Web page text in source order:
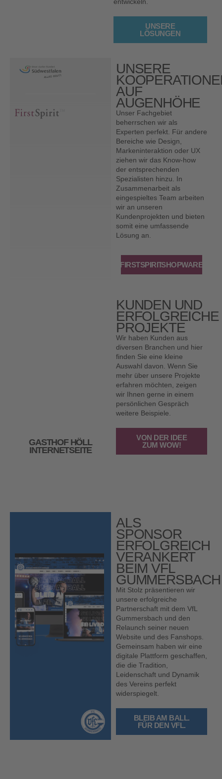
UNSERE
LÖSUNGEN
UNSERE
AUF
AUGENHÖHE
Unser Fachgebiet
beherrschen wir als
Experten perfekt. Für andere
Bereiche wie Design,
Markeninteraktion oder UX
ziehen wir das Know-how
der entsprechenden
Spezialisten hinzu. In
Zusammenarbeit als
eingespieltes Team arbeiten
wir an unseren
Kundenprojekten und bieten
somit eine umfassende
Lösung an.
FIRSTSPIRITSHOPWARE
KUNDEN UND
ERFOLGREICHE
PROJEKTE
Wir haben Kunden aus
diversen Branchen und hier
finden Sie eine kleine
Auswahl davon. Wenn Sie
mehr über unsere Projekte
erfahren möchten, zeigen
wir Ihnen gerne in einem
persönlichen Gespräch
weitere Beispiele.
VON DER IDEE
ZUM WOW!
GASTHOF HÖLL
INTERNETSEITE
LSM
WEIHNACHTSKARTE
ALS
SPONSOR
ERFOLGREICH
VERANKERT
BEIM VFL
GUMMERSBACH
Mit Stolz präsentieren wir
unsere erfolgreiche
Partnerschaft mit dem VfL
Gummersbach und den
Relaunch seiner neuen
Website und des Fanshops.
Gemeinsam haben wir eine
digitale Plattform geschaffen,
die die Tradition,
Leidenschaft und Dynamik
des Vereins perfekt
widerspiegelt.
BLEIB AM BALL.
FÜR DEN VFL.